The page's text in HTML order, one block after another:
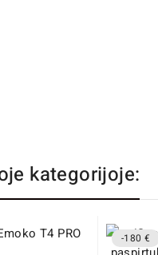
kategorijoje:
-180 €